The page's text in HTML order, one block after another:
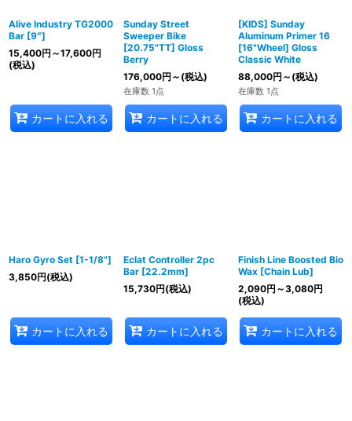
Alive Industry TG2000
Bar [9″]
15,400円 ～17,600円
(税込)
カートに入れる
Sunday Street
Sweeper Bike
[20.75"TT] Gloss
Berry
176,000円 ～ (税込)
在庫数 1点
カートに入れる
[KIDS] Sunday
Aluminum Primer 16
[16"Wheel] Gloss
Classic White
88,000円 ～ (税込)
在庫数 1点
カートに入れる
Haro Gyro Set [1-1/8"]
3,850円(税込)
カートに入れる
Eclat Controller 2pc
Bar [22.2mm]
15,730円(税込)
カートに入れる
Finish Line Boosted Bio
Wax [Chain Lub]
2,090円 ～3,080円
(税込)
カートに入れる